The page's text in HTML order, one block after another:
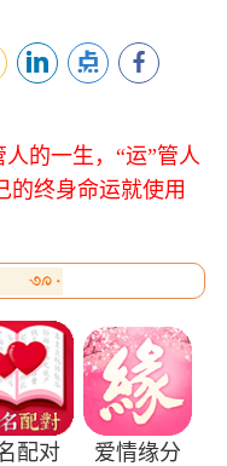
的一生，“运”管人
的终身命运就使用
配对 爱情缘分